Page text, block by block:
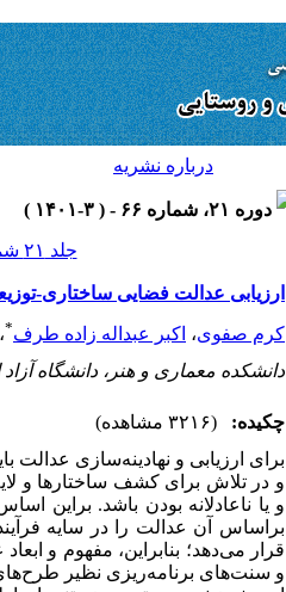
درباره نشريه
دوره ۲۱، شماره ۶۶ - ( ۳-۱۴۰۱ )
جلد ۲۱ شماره ۶۶ صفحات ۶۹-۴۳
ارزیابی عدالت فضایی ساختاری-
کرم صفوی، اکبر عبداله زاده طرف*،
دانشکده معماری و هنر، دانشگاه آزاد
چکیده:
(۳۲۱۶ مشاهده)
برای ارزیابی و نهادینه‌سازی عدالت
و در تلاش برای کشف ساختارها و
و یا ناعادلانه بودن باشد. براین
براساس آن عدالت را در سایه
قرار می‌دهد؛ بنابراین، مفهوم و
و سنت‌های برنامه‌ریزی نظیر